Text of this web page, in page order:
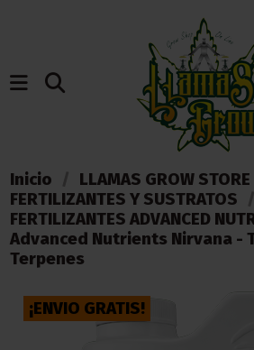
Inicio
LLAMAS GROW STORE
FERTILIZANTES Y SUSTRATOS
FERTILIZANTES ADVANCED
Advanced Nutrients Nirvana -
Terpenes
¡ENVIO GRATIS!